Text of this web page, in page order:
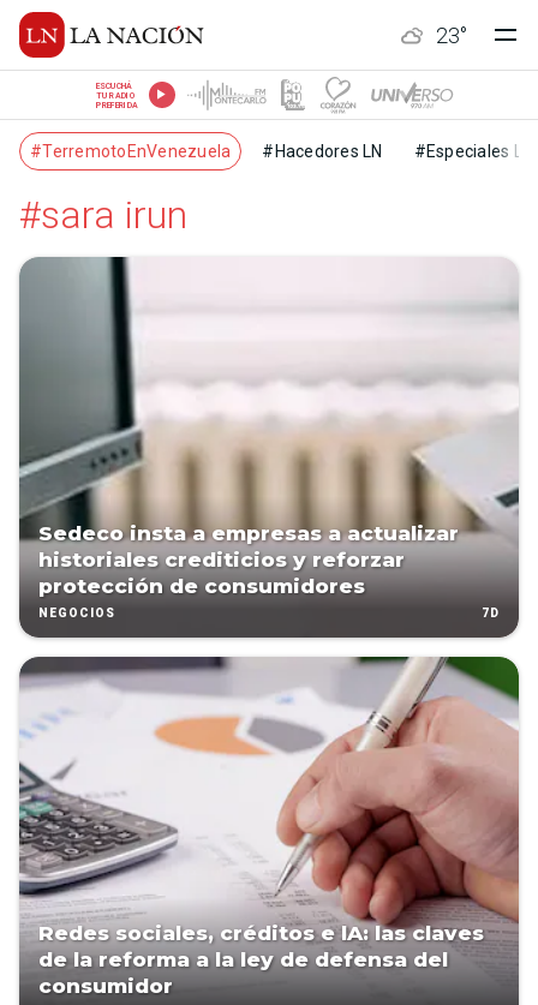
23°
ESCUCHÁ
TU RADIO
PREFERIDA
#TerremotoEnVenezuela #Hacedores LN #Especiales LN
#sara irun
Sedeco insta a empresas a actualizar
historiales crediticios y reforzar
protección de consumidores
NEGOCIOS 7D
Redes sociales, créditos e lA: las claves
de la reforma a la ley de defensa del
consumidor